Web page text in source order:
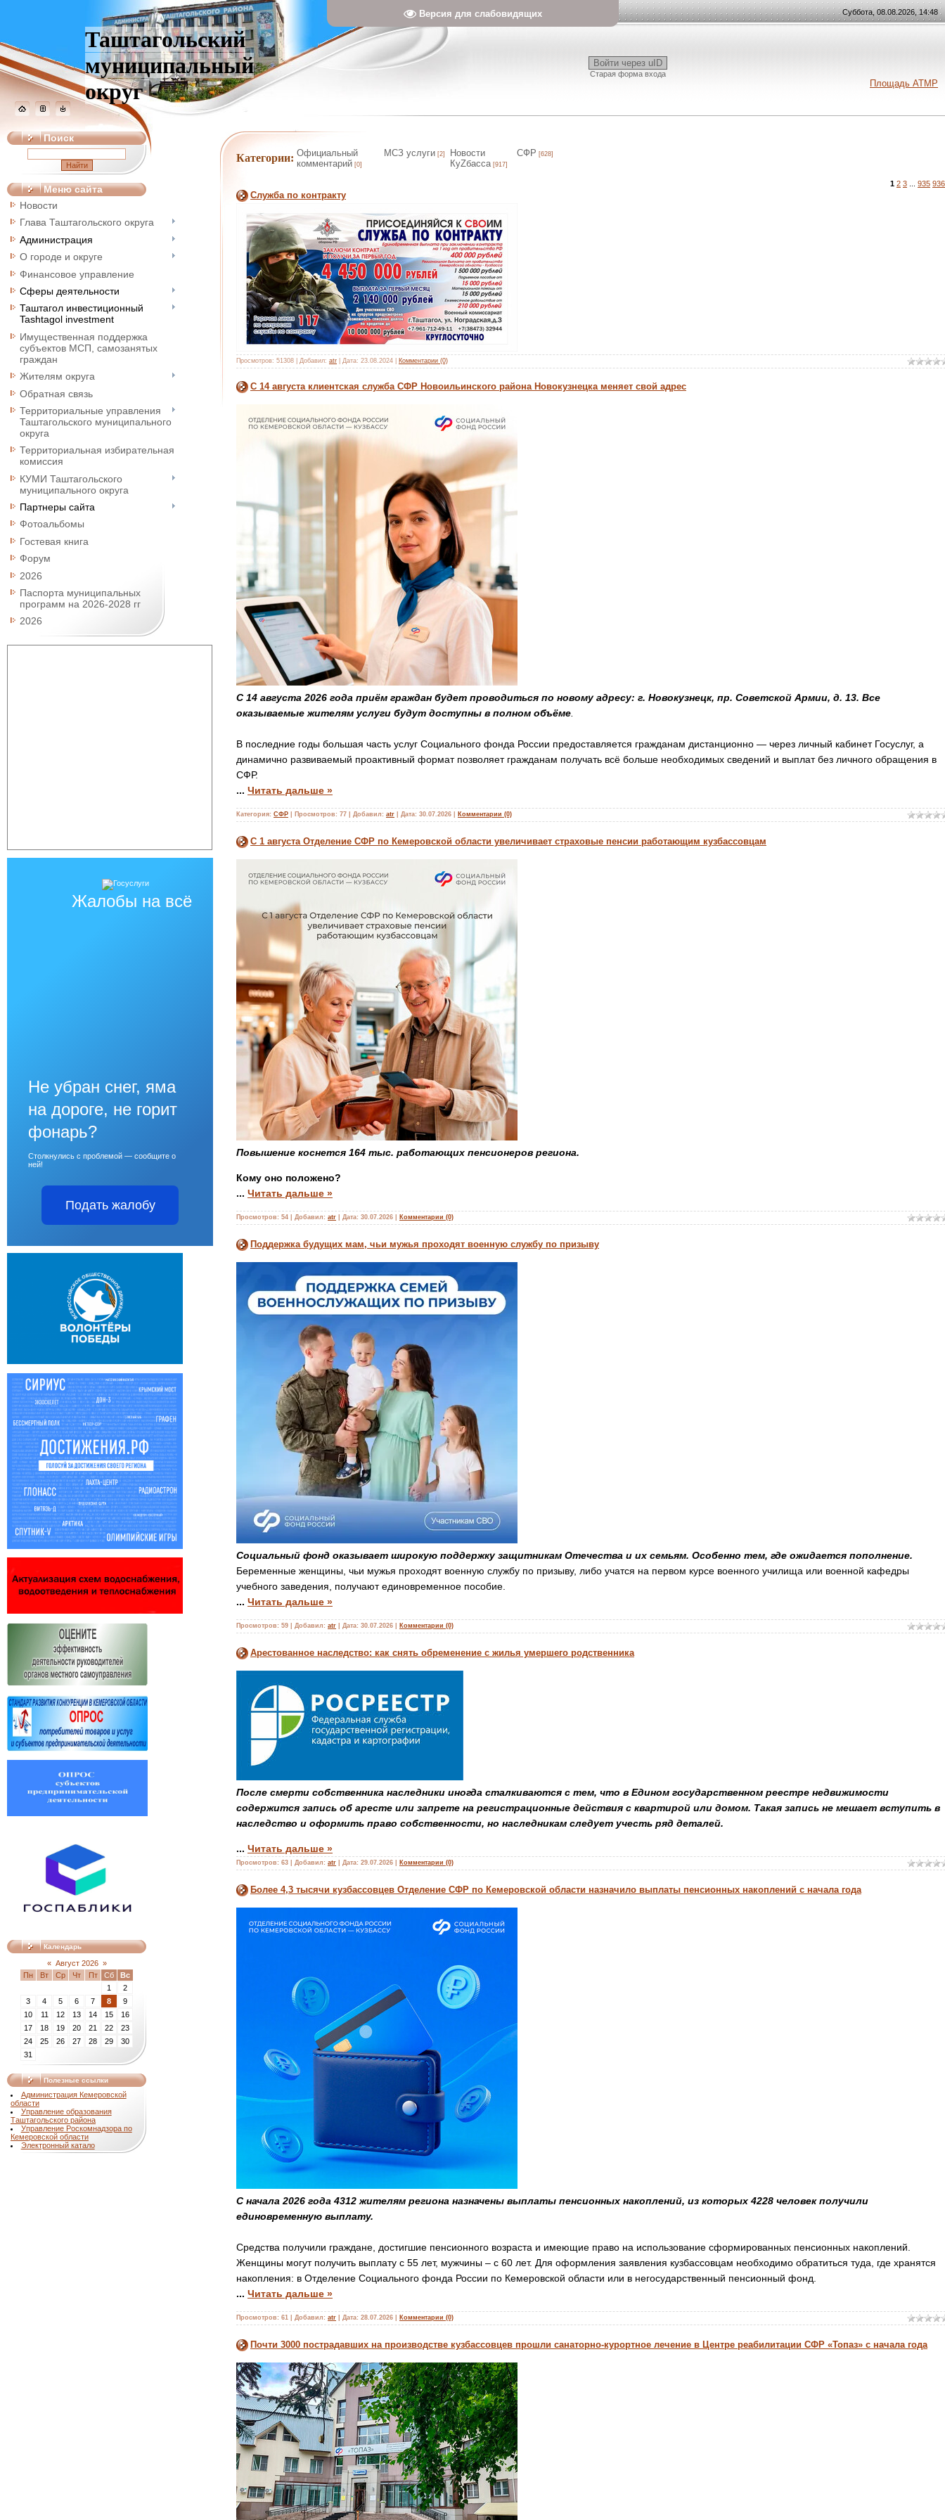
Версия для слабовидящих
Таштагольский
муниципальный
округ
Суббота, 08.08.2026, 14:48
Войти через uID
Старая форма входа
Площадь АТМР
Поиск
Меню сайта
Новости
Глава Таштагольского округа
Администрация
О городе и округе
Финансовое управление
Сферы деятельности
Таштагол инвестиционный
Tashtagol investment
Имущественная поддержка
субъектов МСП, самозанятых
граждан
Жителям округа
Обратная связь
Территориальные управления
Таштагольского муниципального
округа
Территориальная избирательная
комиссия
КУМИ Таштагольского
муниципального округа
Партнеры сайта
Фотоальбомы
Гостевая книга
Форум
2026
Паспорта муниципальных
программ на 2026-2028 гг
2026
Жалобы на всё
Не убран снег, яма
на дороге, не горит
фонарь?
Столкнулись с проблемой — сообщите о
ней!
Подать жалобу
Календарь
« Август 2026 »
Пн
Вт Ср Чт Пт Сб
Вс
1
2
3
4 5 6 7 8
9
10
11 12 13 14 15
16
17
18 19 20 21 22
23
24
25 26 27 28 29
30
31
Полезные ссылки
Администрация Кемеровской
области
Управление образования
Таштагольского района
Управление Роскомнадзора по
Кемеровской области
Электронный катало
Категории: Официальный
комментарий [0]
МСЗ услуги [2]
Новости
КуZбасса [917]
СФР [628]
1 2 3 935 936
Служба по контракту
Просмотров: 51308 Добавил: atr Дата: 23.08.2024 Комментарии (0)
С 14 августа клиентская служба СФР Новоильинского района Новокузнецка меняет свой адрес
С 14 августа 2026 года приём граждан будет проводиться по новому адресу: г. Новокузнецк, пр. Советской Армии, д. 13. Все
оказываемые жителям услуги будут доступны в полном объёме
В последние годы большая часть услуг Социального фонда России предоставляется гражданам дистанционно — через личный кабинет Госуслуг, а
динамично развиваемый проактивный формат позволяет гражданам получать всё больше необходимых сведений и выплат без личного обращения в
СФР.
... Читать дальше »
Категория: СФР Просмотров: 77 Добавил: atr Дата: 30.07.2026 Комментарии (0)
С 1 августа Отделение СФР по Кемеровской области увеличивает страховые пенсии работающим кузбассовцам
Повышение коснется 164 тыс. работающих пенсионеров региона.
Кому оно положено?
... Читать дальше »
Просмотров: 54 Добавил: atr Дата: 30.07.2026 Комментарии (0)
Поддержка будущих мам, чьи мужья проходят военную службу по призыву
Социальный фонд оказывает широкую поддержку защитникам Отечества и их семьям. Особенно тем, где ожидается пополнение.
Беременные женщины, чьи мужья проходят военную службу по призыву, либо учатся на первом курсе военного училища или военной кафедры
учебного заведения, получают единовременное пособие.
... Читать дальше »
Просмотров: 59 Добавил: atr Дата: 30.07.2026 Комментарии (0)
Арестованное наследство: как снять обременение с жилья умершего родственника
После смерти собственника наследники иногда сталкиваются с тем, что в Едином государственном реестре недвижимости
содержится запись об аресте или запрете на регистрационные действия с квартирой или домом. Такая запись не мешает вступить в
наследство и оформить право собственности, но наследникам следует учесть ряд деталей.
... Читать дальше »
Просмотров: 63 Добавил: atr Дата: 29.07.2026 Комментарии (0)
Более 4,3 тысячи кузбассовцев Отделение СФР по Кемеровской области назначило выплаты пенсионных накоплений с начала года
С начала 2026 года 4312 жителям региона назначены выплаты пенсионных накоплений, из которых 4228 человек получили
единовременную выплату.
Средства получили граждане, достигшие пенсионного возраста и имеющие право на использование сформированных пенсионных накоплений.
Женщины могут получить выплату с 55 лет, мужчины – с 60 лет. Для оформления заявления кузбассовцам необходимо обратиться туда, где хранятся
накопления: в Отделение Социального фонда России по Кемеровской области или в негосударственный пенсионный фонд.
... Читать дальше »
Просмотров: 61 Добавил: atr Дата: 28.07.2026 Комментарии (0)
Почти 3000 пострадавших на производстве кузбассовцев прошли санаторно-курортное лечение в Центре реабилитации СФР «Топаз» с начала года